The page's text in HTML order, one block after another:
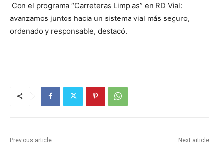
Con el programa “Carreteras Limpias” en RD Vial:
avanzamos juntos hacia un sistema vial más seguro,
ordenado y responsable, destacó.
Previous article Next article